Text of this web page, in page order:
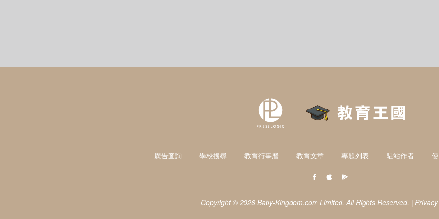
廣告查詢 學校搜尋 教育行事曆 教育文章 專題列表 駐站作者
Copyright © 2026 Baby-Kingdom.com Limited, All Rights Reserved. |